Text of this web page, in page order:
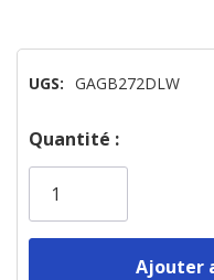
UGS: GAGB272DLW
Dépêchez-
vous!
Quantité :